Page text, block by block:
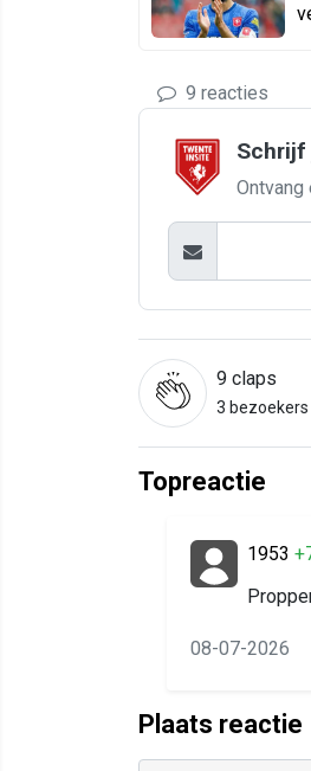
9 reacties
Schrijf
9 claps
3 bezoekers
Topreactie
1953
08-07-2026
Plaats reactie